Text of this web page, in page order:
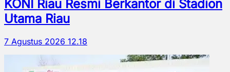
KONI Riau Resmi Berkantor di Stadion
Utama Riau
7 Agustus 2026 12.18